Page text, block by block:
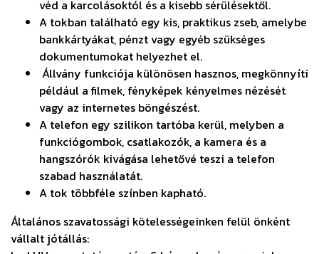
véd a karcolásoktól és a kisebb sérülésektől.
A tokban található egy kis, praktikus zseb, amelybe
bankkártyákat, pénzt vagy egyéb szükséges
dokumentumokat helyezhet el.
Állvány funkciója különösen hasznos, megkönnyíti
például a filmek, fényképek kényelmes nézését
vagy az internetes böngészést.
A telefon egy szilikon tartóba kerül, melyben a
funkciógombok, csatlakozók, a kamera és a
hangszórók kivágása lehetővé teszi a telefon
szabad használatát.
A tok többféle színben kapható.
Általános szavatossági kötelességeinken felül önként
vállalt jótállás: